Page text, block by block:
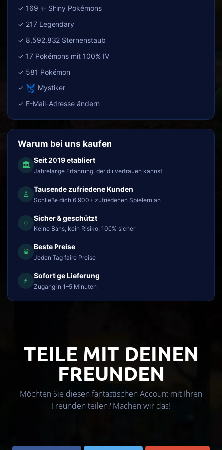
✓ 169 ✨ Shiny Pokémons
✓ 217 Legendary
✓ 8,592,832 Sternenstaub
✓ 17 Pokémons mit 100% IV
✓ 581 Pokémon
✓
Mystiker
✓ E-Mail-Adresse ändern
Warum bei uns kaufen
🏛
Seit 2019 etabliert
Jahrelange Erfahrung, der du vertrauen kannst
♙
Tausende zufriedene Kunden
Schließe dich 6.900+ zufriedenen Spielern an
♢
Sicher & geschützt
Keine Bans, kein Risiko, 100% sicher
♛
Beste Preise
Jeden Tag faire Preise
⚡
Sofortige Lieferung
Zugang in 1–5 Minuten
TEILE MIT DEINEN
FREUNDEN
Möchten Sie diesen fantastischen Account mit Ihren
Freunden teilen? Machen wir das!